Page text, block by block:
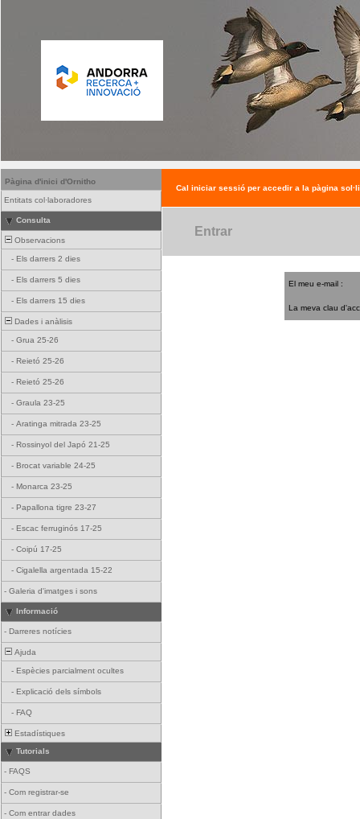
Pàgina d'inici d'Ornitho
Entitats col·laboradores
Consulta
Observacions
- Els darrers 2 dies
- Els darrers 5 dies
- Els darrers 15 dies
Dades i anàlisis
- Grua 25-26
- Reietó 25-26
- Reietó 25-26
- Graula 23-25
- Aratinga mitrada 23-25
- Rossinyol del Japó 21-25
- Brocat variable 24-25
- Monarca 23-25
- Papallona tigre 23-27
- Escac ferruginós 17-25
- Coipú 17-25
- Cigalella argentada 15-22
- Galeria d'imatges i sons
Informació
- Darreres notícies
Ajuda
- Espècies parcialment ocultes
- Explicació dels símbols
- FAQ
Estadístiques
Tutorials
- FAQS
- Com registrar-se
- Com entrar dades
Cal iniciar sessió per accedir a la pàgina
Entrar
El meu e-mail :
La meva clau